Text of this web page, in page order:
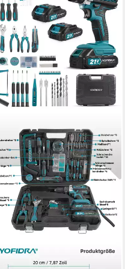
YOFIDRA